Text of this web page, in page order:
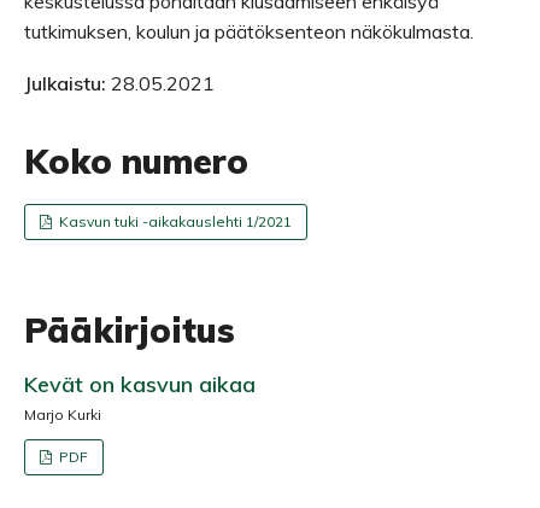
tutkimuksen, koulun ja päätöksenteon näkökulmasta.
Julkaistu: 28.05.2021
Koko numero
Kasvun tuki -aikakauslehti 1/2021
Pääkirjoitus
Kevät on kasvun aikaa
Marjo Kurki
PDF